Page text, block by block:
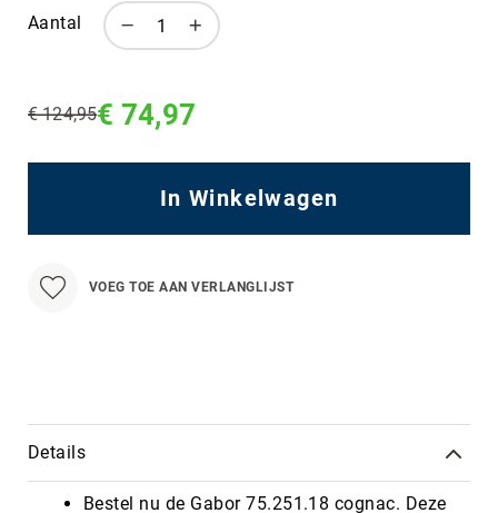
Aantal
Regular
€ 124,95€ 74,97
In Winkelwagen
VOEG TOE AAN VERLANGLIJST
Details
Bestel nu de Gabor 75.251.18 cognac. Deze